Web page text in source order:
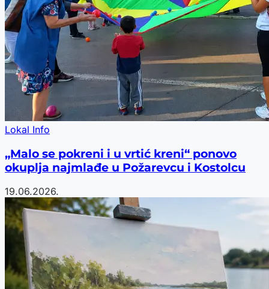
Lokal Info
„Malo se pokreni i u vrtić kreni“ ponovo
okuplja najmlađe u Požarevcu i Kostolcu
19.06.2026.